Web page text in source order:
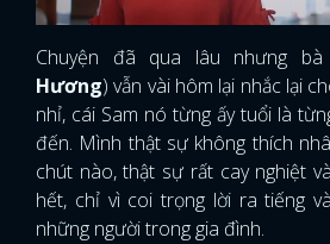
Chuyện đã qua lâu nhưng
Hương) vẫn vài hôm lại nhắc lại
nhỉ, cái Sam nó từng ấy tuổi là
đến. Mình thật sự không thích
chút nào, thật sự rất cay nghiệt
hết, chỉ vì coi trọng lời ra tiếng
những người trong gia đình.